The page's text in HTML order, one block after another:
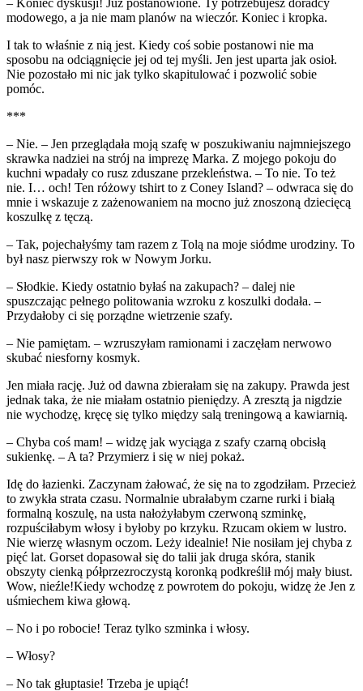
modowego, a ja nie mam planów na wieczór. Koniec i kropka.
I tak to właśnie z nią jest. Kiedy coś sobie postanowi nie ma
sposobu na odciągnięcie jej od tej myśli. Jen jest uparta jak osioł.
Nie pozostało mi nic jak tylko skapitulować i pozwolić sobie
pomóc.
***
– Nie. – Jen przeglądała moją szafę w poszukiwaniu najmniejszego
skrawka nadziei na strój na imprezę Marka. Z mojego pokoju do
kuchni wpadały co rusz zduszane przekleństwa. – To nie. To też
nie. I… och! Ten różowy tshirt to z Coney Island? – odwraca się do
mnie i wskazuje z zażenowaniem na mocno już znoszoną dziecięcą
koszulkę z tęczą.
– Tak, pojechałyśmy tam razem z Tolą na moje siódme urodziny. To
był nasz pierwszy rok w Nowym Jorku.
– Słodkie. Kiedy ostatnio byłaś na zakupach? – dalej nie
spuszczając pełnego politowania wzroku z koszulki dodała. –
Przydałoby ci się porządne wietrzenie szafy.
– Nie pamiętam. – wzruszyłam ramionami i zaczęłam nerwowo
skubać niesforny kosmyk.
Jen miała rację. Już od dawna zbierałam się na zakupy. Prawda jest
jednak taka, że nie miałam ostatnio pieniędzy. A zresztą ja nigdzie
nie wychodzę, kręcę się tylko między salą treningową a kawiarnią.
– Chyba coś mam! – widzę jak wyciąga z szafy czarną obcisłą
sukienkę. – A ta? Przymierz i się w niej pokaż.
Idę do łazienki. Zaczynam żałować, że się na to zgodziłam. Przecież
to zwykła strata czasu. Normalnie ubrałabym czarne rurki i białą
formalną koszulę, na usta nałożyłabym czerwoną szminkę,
rozpuściłabym włosy i byłoby po krzyku. Rzucam okiem w lustro.
Nie wierzę własnym oczom. Leży idealnie! Nie nosiłam jej chyba z
pięć lat. Gorset dopasował się do talii jak druga skóra, stanik
obszyty cienką półprzezroczystą koronką podkreślił mój mały biust.
Wow, nieźle!Kiedy wchodzę z powrotem do pokoju, widzę że Jen z
uśmiechem kiwa głową.
– No i po robocie! Teraz tylko szminka i włosy.
– Włosy?
– No tak głuptasie! Trzeba je upiąć!